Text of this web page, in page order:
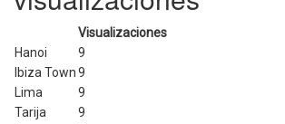
Visualizaciones
Hanoi
9
Ibiza Town9
Lima
9
Tarija
9